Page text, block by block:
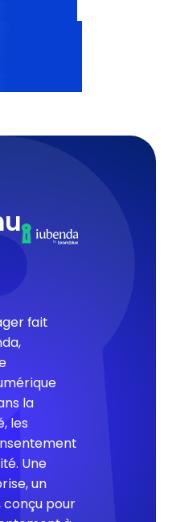
fait
la
les
Une
un
conçu pour